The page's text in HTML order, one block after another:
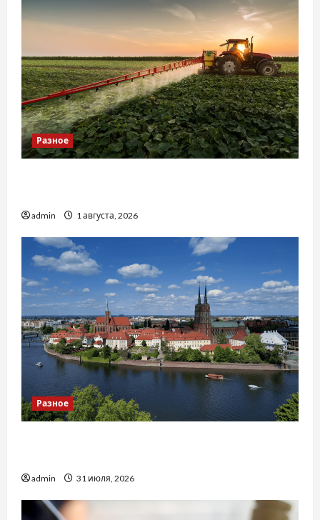
Разное
admin 1 августа, 2026
Разное
admin 31 июля, 2026